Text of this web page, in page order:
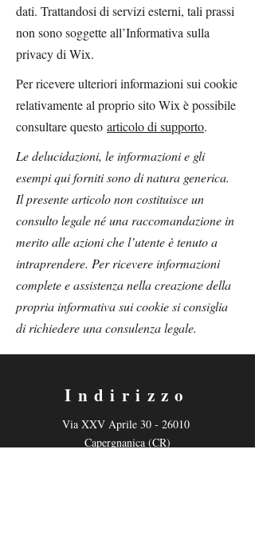
dati. Trattandosi di servizi esterni, tali prassi
non sono soggette all’Informativa sulla
privacy di Wix.
Per ricevere ulteriori informazioni sui cookie
relativamente al proprio sito Wix è possibile
consultare questo articolo di supporto.
Le delucidazioni, le informazioni e gli
esempi qui forniti sono di natura generica.
Il presente articolo non costituisce un
consulto legale né una raccomandazione in
merito alle azioni che l’utente è tenuto a
intraprendere. Per ricevere informazioni
complete e assistenza nella creazione della
propria informativa sui cookie si consiglia
di richiedere una consulenza legale.
Indirizzo
Via XXV Aprile 30 - 26010
Capergnanica (CR)